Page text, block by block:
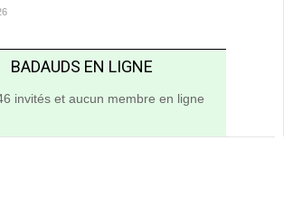
BADAUDS EN LIGNE
invités et aucun membre en ligne